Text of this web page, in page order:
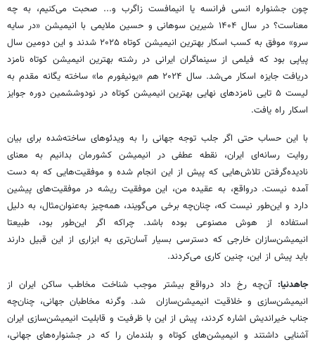
چون جشنواره انسی فرانسه یا انیمافست زاگرب و... صحبت می‌کنیم، به چه
معناست؟ در سال ۱۴۰۴ شیرین سوهانی و حسین ملایمی با انیمیشن «در سایه
سرو» موفق به کسب اسکار بهترین انیمیشن کوتاه ۲۰۲۵ شدند و این دومین سال
پیاپی بود که فیلمی از سینماگران ایرانی در رشته بهترین انیمیشن کوتاه نامزد
دریافت جایزه اسکار می‌شد. سال ۲۰۲۴ هم «یونیفورم ما» ساخته یگانه مقدم به
لیست ۵ تایی نامزدهای نهایی بهترین انیمیشن کوتاه در نودوششمین دوره جوایز
اسکار راه یافت.
با این حساب حتی اگر جلب توجه جهانی را به ویدئوهای ساخته‌شده برای بیان
روایت رسانه‌ای ایران، نقطه عطفی در انیمیشن کشورمان بدانیم به معنای
نادیده‌گرفتن تلاش‌هایی که پیش از این انجام شده و موفقیت‌هایی که به دست
آمده نیست. درواقع، به عقیده من، این موفقیت ریشه در موفقیت‌های پیشین
دارد و این‌طور نیست که، چنان‌چه برخی می‌گویند، همه‌چیز به‌عنوان‌مثال، به دلیل
استفاده از هوش مصنوعی بوده باشد. چراکه اگر این‌طور بود، طبیعتا
انیمیشن‌سازان خارجی که دسترسی بسیار آسان‌تری به ابزاری از این قبیل دارند
باید پیش از این، چنین کاری می‌کردند.
جاهدنیا: آن‌چه رخ داد درواقع بیشتر موجب شناخت مخاطب ساکن ایران از
انیمیشن‌سازی‌ و خلاقیت انیمیشن‌سازان شد. وگرنه مخاطبان جهانی،‌ چنان‌چه
جناب خیراندیش اشاره کردند، پیش از این با ظرفیت و قابلیت انیمیشن‌سازی ایران
آشنایی داشتند و انیمیشن‌های کوتاه و بلندمان را که در جشنواره‌های جهانی،